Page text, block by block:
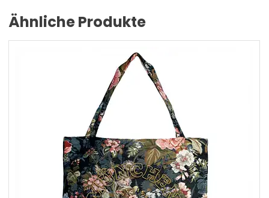
Ähnliche Produkte